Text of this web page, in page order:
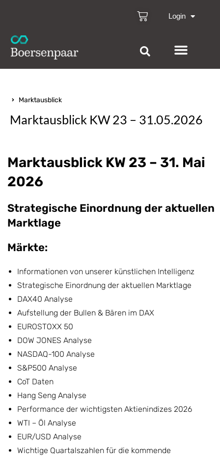
Login
Marktausblick
Marktausblick KW 23 – 31.05.2026
Marktausblick KW 23 – 31. Mai
2026
Strategische Einordnung der aktuellen
Marktlage
Märkte:
Informationen von unserer künstlichen Intelligenz
Strategische Einordnung der aktuellen Marktlage
DAX40 Analyse
Aufstellung der Bullen & Bären im DAX
EUROSTOXX 50
DOW JONES Analyse
NASDAQ-100 Analyse
S&P500 Analyse
CoT Daten
Hang Seng Analyse
Performance der wichtigsten Aktienindizes 2026
WTI – Öl Analyse
EUR/USD Analyse
Wichtige Quartalszahlen für die kommende